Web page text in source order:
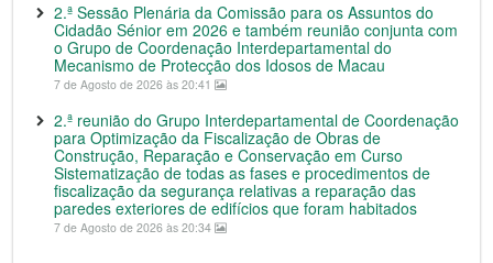
2.ª Sessão Plenária da Comissão para os Assuntos do
Cidadão Sénior em 2026 e também reunião conjunta com
o Grupo de Coordenação Interdepartamental do
Mecanismo de Protecção dos Idosos de Macau
7 de Agosto de 2026 às 20:41
2.ª reunião do Grupo Interdepartamental de Coordenação
para Optimização da Fiscalização de Obras de
Construção, Reparação e Conservação em Curso
Sistematização de todas as fases e procedimentos de
fiscalização da segurança relativas a reparação das
paredes exteriores de edifícios que foram habitados
7 de Agosto de 2026 às 20:34